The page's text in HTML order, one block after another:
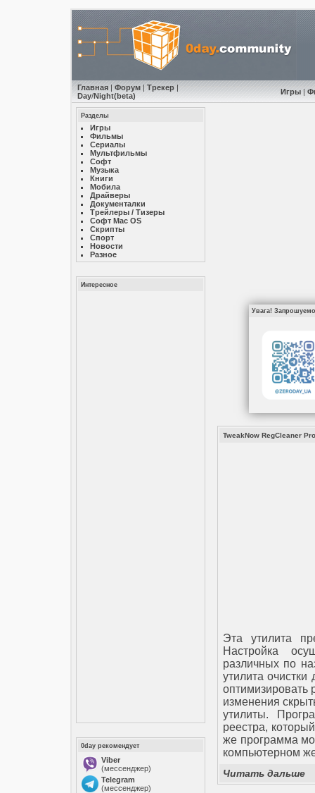
Главная| Форум| Трекер|
Day/Night(beta) Игры|
Разделы
Игры
Фильмы
Сериалы
Мультфильмы
Софт
Музыкa
Книги
Мобила
Драйверы
Документалки
Трейлеры / Тизеры
Софт Mac OS
Скрипты
Спорт
Новости
Разное
Интересное
0day рекомендует
Viber
(мессенджер)
Telegram
(мессенджер)
Увага! Запрошуємо
TweakNow RegCleaner
Эта утилита
Настройка
различных по
утилита
оптимизировать
изменения
утилиты.
реестра,
же программа
компьютерном
Читать дальше